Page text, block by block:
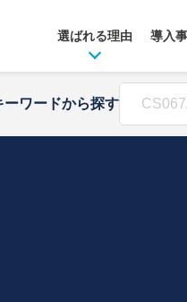
選ばれる理由 導入
ーワードから探す